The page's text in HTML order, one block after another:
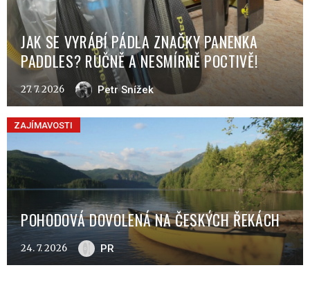
JAK SE VYRÁBÍ PÁDLA ZNAČKY PANENKA
PADDLES? RUČNĚ A NESMÍRNĚ POCTIVĚ!
27. 7. 2026 Petr Snížek
ZAJÍMAVOSTI
POHODOVÁ DOVOLENÁ NA ČESKÝCH ŘEKÁCH
24. 7. 2026 PR